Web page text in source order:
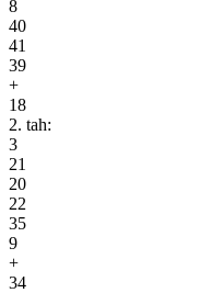
8
40
41
39
+
18
2. tah:
3
21
20
22
35
9
+
34